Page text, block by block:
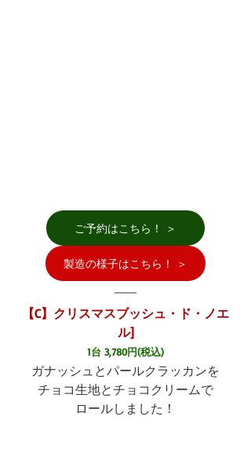
ご予約はこちら！ ＞
製造の様子はこちら！ ＞
【C】クリスマスブッシュ・ド・ノエ
ル]
1台 3,780円(税込)
ガナッシュとパールクラッカンを
チョコ生地とチョコクリームで
ロールしました！